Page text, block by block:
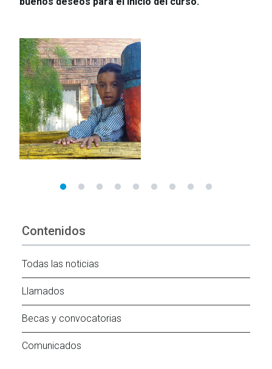
Contenidos
Todas las noticias
Llamados
Becas y convocatorias
Comunicados